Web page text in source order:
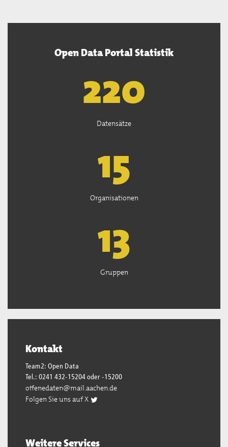
Open Data Portal Statistik
222
Datensätze
15
Organisationen
13
Gruppen
Kontakt
Team2: Open Data
Tel.: 0241 432-15204 oder -15200
offenedaten@mail.aachen.de
Folgen Sie uns auf X
Weitere Services